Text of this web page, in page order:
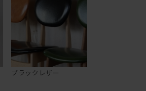
ブラックレザー